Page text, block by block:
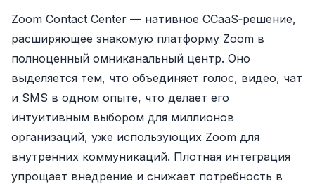
Zoom Contact Center — нативное CCaaS‑решение,
расширяющее знакомую платформу Zoom в
полноценный омниканальный центр. Оно
выделяется тем, что объединяет голос, видео, чат
и SMS в одном опыте, что делает его
интуитивным выбором для миллионов
организаций, уже использующих Zoom для
внутренних коммуникаций. Плотная интеграция
упрощает внедрение и снижает потребность в